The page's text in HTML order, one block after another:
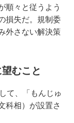
順々と従うよう
損失だ。規制委
外さない解決策
むこと
て、「もんじゅ
科相）が設置さ